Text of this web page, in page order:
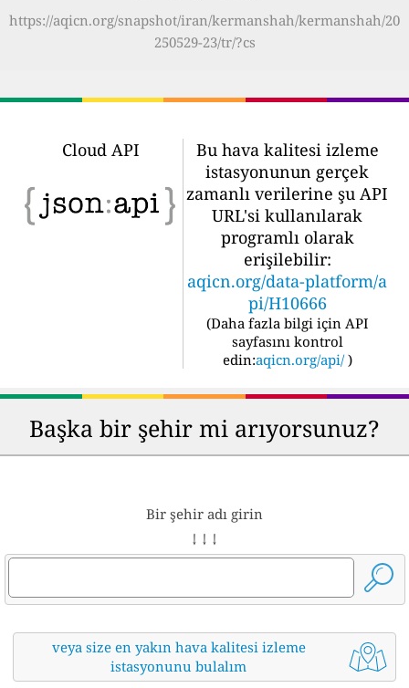
https://aqicn.org/snapshot/iran/kermanshah/kermanshah/20
250529-23/tr/?cs
Cloud API
Bu hava kalitesi izleme
istasyonunun gerçek
zamanlı verilerine şu API
URL'si kullanılarak
programlı olarak
erişilebilir:
aqicn.org/data-platform/a
pi/H10666
(Daha fazla bilgi için API
sayfasını kontrol
edin:aqicn.org/api/ )
Başka bir şehir mi arıyorsunuz?
Bir şehir adı girin
↓ ↓ ↓
veya size en yakın hava kalitesi izleme
istasyonunu bulalım